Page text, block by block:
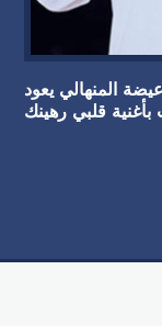
عيضة المنهالي يعود
بأغنية قلبي رهينك